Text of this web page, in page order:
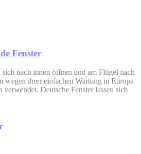
Fenster
sich nach innen öffnen und am Flügel nach
wegen ihrer einfachen Wartung in Europa
verwendet. Deutsche Fenster lassen sich